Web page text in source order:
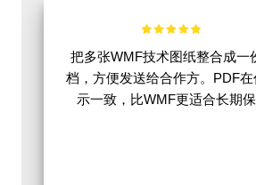
把多张WMF技术图纸整合成一
档，方便发送给合作方。PDF
示一致，比WMF更适合长期保